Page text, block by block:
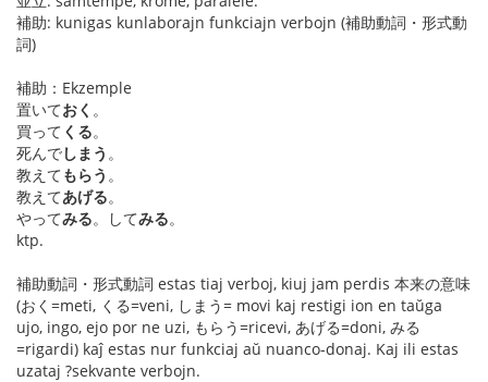
補助: kunigas kunlaborajn funkciajn verbojn (補助動詞・形式動
詞)
補助：Ekzemple
置いておく 。
買って くる。
死んでしまう 。
教えてもらう 。
教えてあげる。
やってみる。してみる。
ktp.
補助動詞・形式動詞 estas tiaj verboj, kiuj jam perdis 本来の意味
(おく=meti, くる=veni, しまう= movi kaj restigi ion en taŭga
ujo, ingo, ejo por ne uzi, もらう=ricevi, あげる=doni, みる
=rigardi) kaĵ estas nur funkciaj aŭ nuanco-donaj. Kaj ili estas
uzataj ?sekvante verbojn.